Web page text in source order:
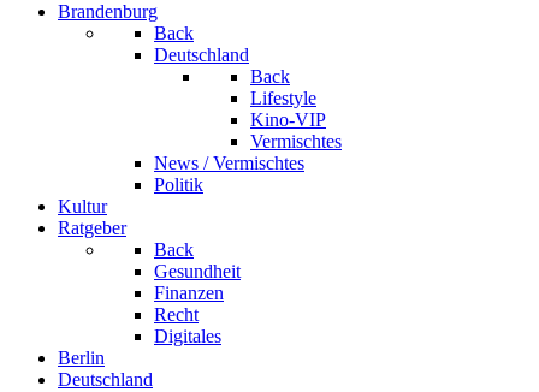
Brandenburg
Back
Deutschland
Back
Lifestyle
Kino-VIP
Vermischtes
News / Vermischtes
Politik
Kultur
Ratgeber
Back
Gesundheit
Finanzen
Recht
Digitales
Berlin
Deutschland